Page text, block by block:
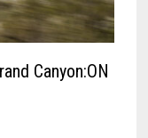
Canyon:ON